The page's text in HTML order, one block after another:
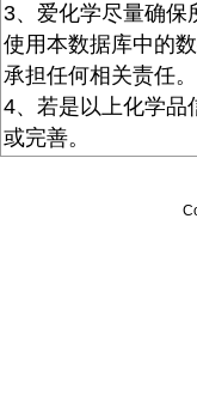
3、爱化学尽量确保
使用本数据库中的
承担任何相关责任。
4、若是以上化学品
或完善。